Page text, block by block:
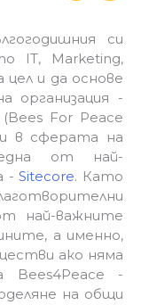
n
e
d
i
n
-
i
n
v
l
o
p
e
си
IT, Marketing,
и да основе
организация -
For Peace
в сферата на
от най-
-Sitecore. Като
най-важните
а именно,
ако няма
Bees4Peace -
на общи